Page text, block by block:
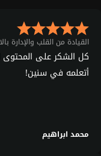
القيادة من القلب والإدارة
كل الشكر على المحتوى
أتعلمه في سنين!
محمد ابراهيم